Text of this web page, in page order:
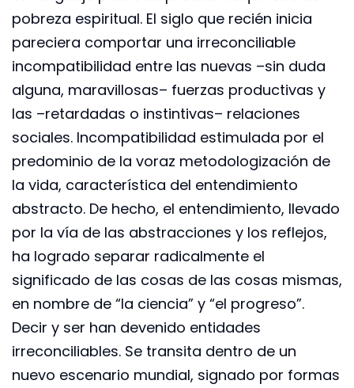
pobreza espiritual. El siglo que recién inicia
pareciera comportar una irreconciliable
incompatibilidad entre las nuevas –sin duda
alguna, maravillosas– fuerzas productivas y
las –retardadas o instintivas– relaciones
sociales. Incompatibilidad estimulada por el
predominio de la voraz metodologización de
la vida, característica del entendimiento
abstracto. De hecho, el entendimiento, llevado
por la vía de las abstracciones y los reflejos,
ha logrado separar radicalmente el
significado de las cosas de las cosas mismas,
en nombre de “la ciencia” y “el progreso”.
Decir y ser han devenido entidades
irreconciliables. Se transita dentro de un
nuevo escenario mundial, signado por formas